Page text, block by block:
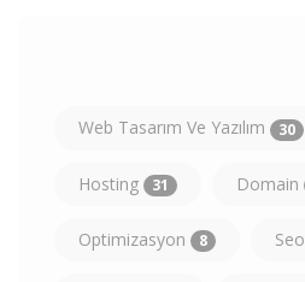
Web Tasarım Ve Yazılım 30
Hosting 31 Domain
Optimizasyon 8 Seo